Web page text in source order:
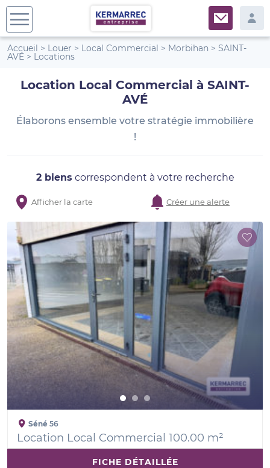
Accueil > Louer > Local Commercial > Morbihan > SAINT-
AVÉ > Locations
Location Local Commercial à SAINT-
AVÉ
Élaborons ensemble votre stratégie immobilière
!
2 biens correspondent à votre recherche
Afficher la carte Créer une alerte
Séné 56
Location Local Commercial 100.00 m²
FICHE DÉTAILLÉE